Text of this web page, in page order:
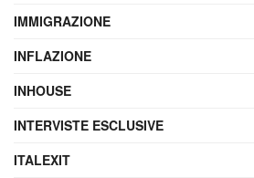
IMMIGRAZIONE
INFLAZIONE
INHOUSE
INTERVISTE ESCLUSIVE
ITALEXIT